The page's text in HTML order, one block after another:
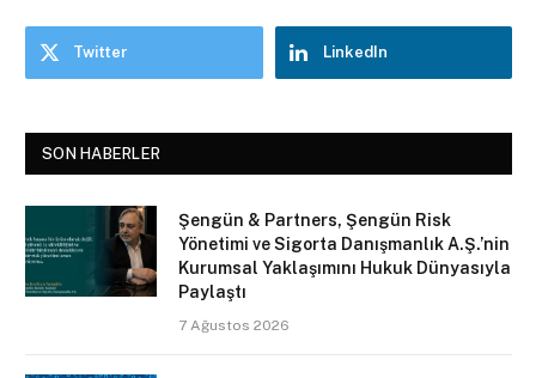
Twitter LinkedIn
SON HABERLER
Şengün & Partners, Şengün Risk
Yönetimi ve Sigorta Danışmanlık A.Ş.’nin
Kurumsal Yaklaşımını Hukuk Dünyasıyla
Paylaştı
7 Ağustos 2026